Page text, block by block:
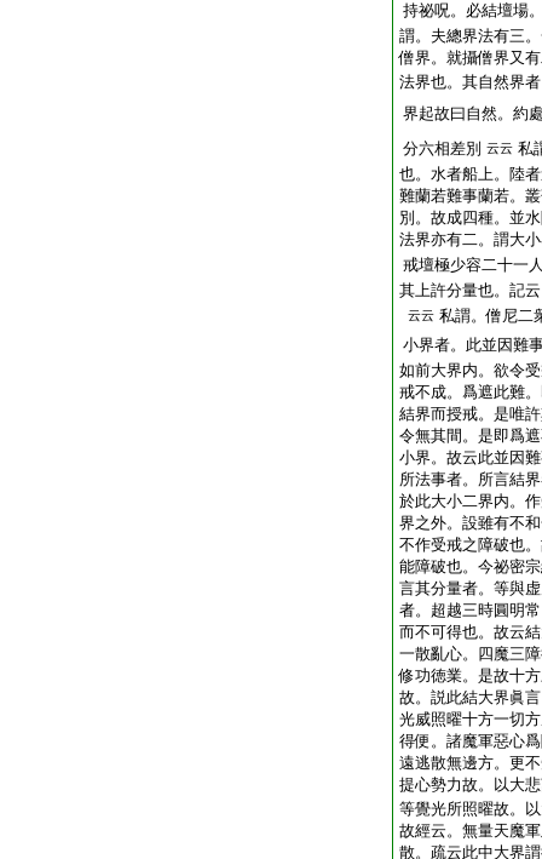
持祕呪。必結壇場
謂。夫總界法有三
僧界。就攝僧界又
法界也。其自然界
界起故曰自然。約
分六相差別 云云 私
也。水者船上。陸
難蘭若難事蘭若。
別。故成四種。並
法界亦有二。謂大
戒壇極少容二十一
其上許分量也。記
云云 私謂。僧尼二
小界者。此並因難
如前大界内。欲令
戒不成。爲遮此難
結界而授戒。是唯
令無其間。是即爲
小界。故云此並因
所法事者。所言結
於此大小二界内。
界之外。設雖有不
不作受戒之障破也
能障破也。今祕密
言其分量者。等與
者。超越三時圓明
而不可得也。故云
一散亂心。四魔三
修功徳業。是故十
故。説此結大界眞
光威照曜十方一切
得便。諸魔軍惡心
遠逃散無邊方。更
提心勢力故。以大
等覺光所照曜故。
故經云。無量天魔
散。疏云此中大界